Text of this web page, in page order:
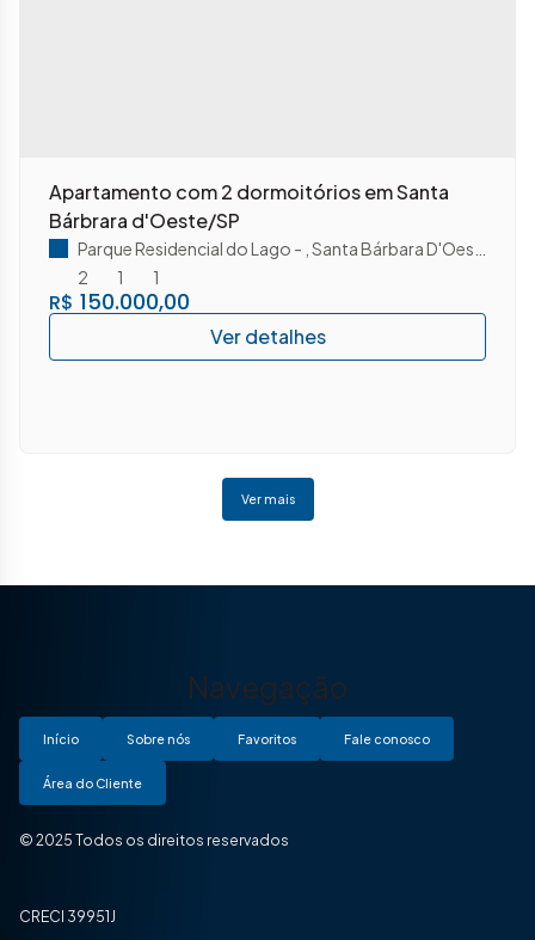
Apartamento com 2 dormoitórios em Santa
Bárbrara d'Oeste/SP
R$ 150.000,00
Parque Residencial do Lago Santa Bárbara D'Oeste
2
1 1
Navegação
Início Sobre nós Favoritos Fale conosco
Área do Cliente
© 2025 Todos os direitos reservados
CRECI 39951J